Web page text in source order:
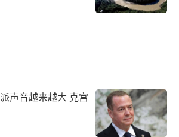
声音越来越大 克宫